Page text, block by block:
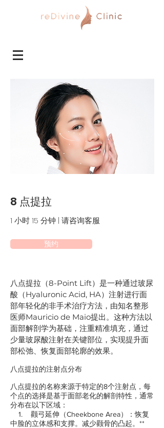
8 点提拉
1 小时 15 分钟 | 请咨询客服
预约
八点提拉（8-Point Lift）是一种通过玻尿
酸（Hyaluronic Acid, HA）注射进行面
部年轻化的非手术治疗方法，由知名整形
医师Mauricio de Maio提出。这种方法以
面部解剖学为基础，注重精准填充，通过
少量玻尿酸注射在关键部位，实现提升面
部松弛、恢复面部轮廓的效果。
八点提拉的注射点分布
八点提拉的名称来源于特定的8个注射点，每
个点的选择是基于面部老化的解剖特性，通常
分布在以下区域：
1. 颧弓延伸（Cheekbone Area）：恢复
中脸的立体感和支撑。减少颧骨的凸起。**